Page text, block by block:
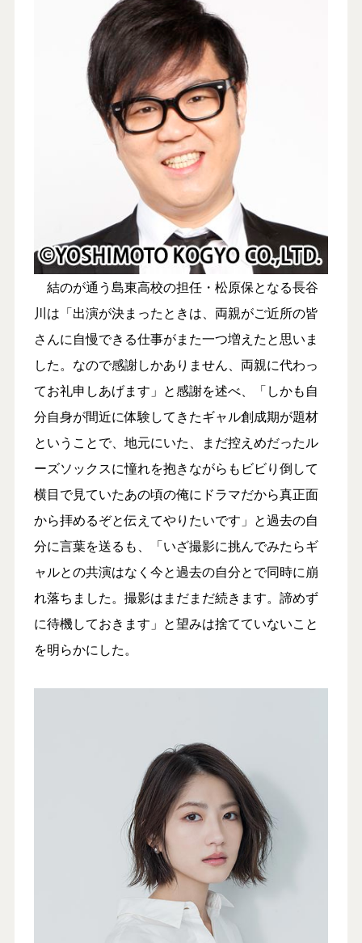
結のが通う島東高校の担任・松原保となる長谷
川は「出演が決まったときは、両親がご近所の皆
さんに自慢できる仕事がまた一つ増えたと思いま
した。なので感謝しかありません、両親に代わっ
てお礼申しあげます」と感謝を述べ、「しかも自
分自身が間近に体験してきたギャル創成期が題材
ということで、地元にいた、まだ控えめだったル
ーズソックスに憧れを抱きながらもビビり倒して
横目で見ていたあの頃の俺にドラマだから真正面
から拝めるぞと伝えてやりたいです」と過去の自
分に言葉を送るも、「いざ撮影に挑んでみたらギ
ャルとの共演はなく今と過去の自分とで同時に崩
れ落ちました。撮影はまだまだ続きます。諦めず
に待機しておきます」と望みは捨てていないこと
を明らかにした。